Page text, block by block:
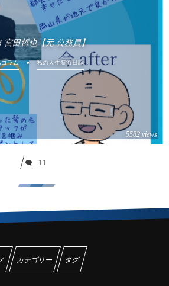
宮田哲也【元 公務員】
コラム 私の人生航海日誌
5582 views
11
カテゴリー タグ